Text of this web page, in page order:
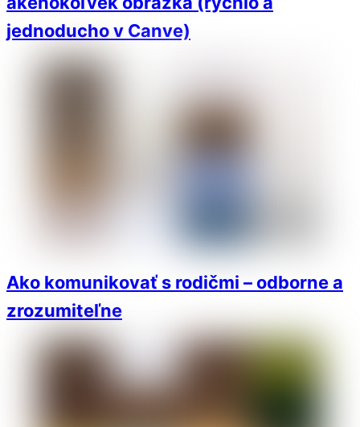
jednoducho v Canve)
Ako komunikovať s rodičmi – odborne a
zrozumiteľne